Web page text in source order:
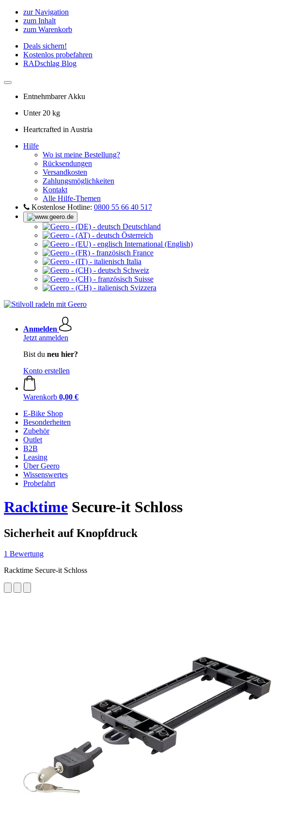
zur Navigation
zum Inhalt
zum Warenkorb
Deals sichern!
Kostenlos probefahren
RADschlag Blog
Entnehmbarer Akku
Unter 20 kg
Heartcrafted in Austria
Hilfe
Wo ist meine Bestellung?
Rücksendungen
Versandkosten
Zahlungsmöglichkeiten
Kontakt
Alle Hilfe-Themen
Kostenlose Hotline: 0800 55 66 40 517
Deutschland
Österreich
International (English)
France
Italia
Schweiz
Suisse
Svizzera
Anmelden
Jetzt anmelden
Bist du neu hier?
Konto erstellen
Warenkorb 0,00 €
E-Bike Shop
Besonderheiten
Zubehör
Outlet
B2B
Leasing
Über Geero
Wissenswertes
Probefahrt
Racktime Secure-it Schloss
Sicherheit auf Knopfdruck
1 Bewertung
Racktime Secure-it Schloss